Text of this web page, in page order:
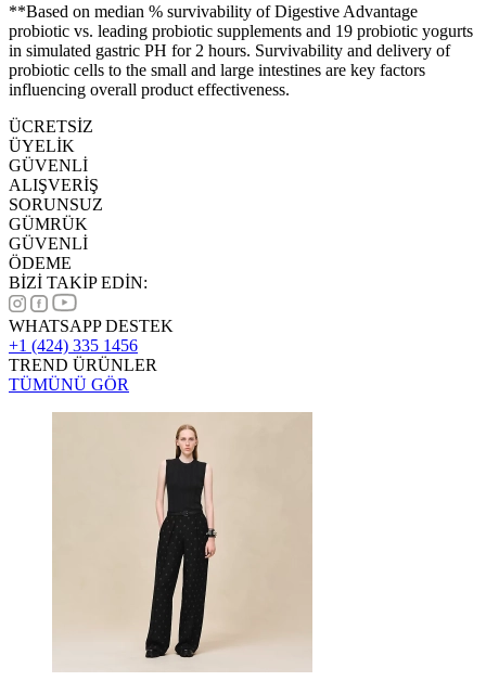
**Based on median % survivability of Digestive Advantage
probiotic vs. leading probiotic supplements and 19 probiotic yogurts
in simulated gastric PH for 2 hours. Survivability and delivery of
probiotic cells to the small and large intestines are key factors
influencing overall product effectiveness.
ÜCRETSİZ
ÜYELİK
GÜVENLİ
ALIŞVERİŞ
SORUNSUZ
GÜMRÜK
GÜVENLİ
ÖDEME
BİZİ TAKİP EDİN:
WHATSAPP DESTEK
+1 (424) 335 1456
TREND ÜRÜNLER
TÜMÜNÜ GÖR